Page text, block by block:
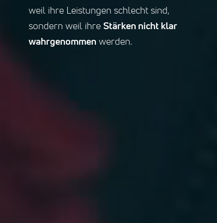
weil ihre Leistungen schlecht sind,
sondern weil ihre Stärken nicht klar
wahrgenommen werden.